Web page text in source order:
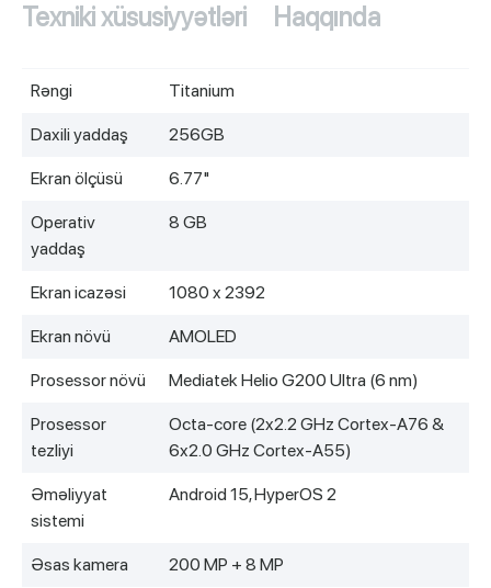
Texniki xüsusiyyətləri Haqqında
Rəngi Titanium
Daxili yaddaş 256GB
Ekran ölçüsü 6.77"
Operativ
yaddaş
8 GB
Ekran icazəsi 1080 x 2392
Ekran növü AMOLED
Prosessor növü Mediatek Helio G200 Ultra (6 nm)
Prosessor
tezliyi
Octa-core (2x2.2 GHz Cortex-A76 &
6x2.0 GHz Cortex-A55)
Əməliyyat
sistemi
Android 15, HyperOS 2
Əsas kamera 200 MP + 8 MP